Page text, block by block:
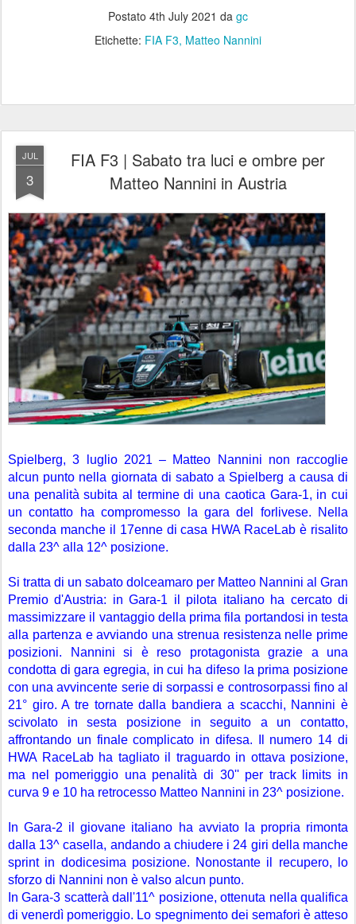
Postato 4th July 2021 da gc
Etichette: FIA F3 Matteo Nannini
JUL
3
FIA F3 | Sabato tra luci e ombre per
Matteo Nannini in Austria
Spielberg, 3 luglio 2021 – Matteo Nannini non raccoglie
alcun punto nella giornata di sabato a Spielberg a causa di
una penalità subita al termine di una caotica Gara-1, in cui
un contatto ha compromesso la gara del forlivese. Nella
seconda manche il 17enne di casa HWA RaceLab è risalito
dalla 23^ alla 12^ posizione.
Si tratta di un sabato dolceamaro per Matteo Nannini al Gran
Premio d'Austria: in Gara-1 il pilota italiano ha cercato di
massimizzare il vantaggio della prima fila portandosi in testa
alla partenza e avviando una strenua resistenza nelle prime
posizioni. Nannini si è reso protagonista grazie a una
condotta di gara egregia, in cui ha difeso la prima posizione
con una avvincente serie di sorpassi e controsorpassi fino al
21° giro. A tre tornate dalla bandiera a scacchi, Nannini è
scivolato in sesta posizione in seguito a un contatto,
affrontando un finale complicato in difesa. Il numero 14 di
HWA RaceLab ha tagliato il traguardo in ottava posizione,
ma nel pomeriggio una penalità di 30'' per track limits in
curva 9 e 10 ha retrocesso Matteo Nannini in 23^ posizione.
In Gara-2 il giovane italiano ha avviato la propria rimonta
dalla 13^ casella, andando a chiudere i 24 giri della manche
sprint in dodicesima posizione. Nonostante il recupero, lo
sforzo di Nannini non è valso alcun punto.
In Gara-3 scatterà dall'11^ posizione, ottenuta nella qualifica
di venerdì pomeriggio. Lo spegnimento dei semafori è atteso